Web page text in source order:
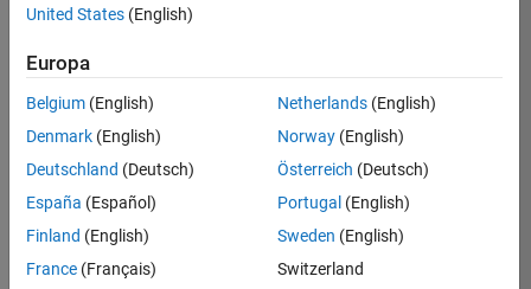
sesión
su
cuenta
empleo
Dirección de correo electrónico
United States (English)
Europa
Belgium (English)
Denmark (English)
Deutschland (Deutsch)
España (Español)
Finland (English)
France (Français)
Netherlands(English)
Norway(English)
Österreich (Deutsch)
Portugal (English)
Sweden (English)
Switzerland